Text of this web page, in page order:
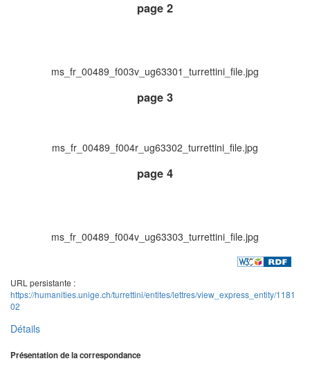
page 2
ms_fr_00489_f003v_ug63301_turrettini_file.jpg
page 3
ms_fr_00489_f004r_ug63302_turrettini_file.jpg
page 4
ms_fr_00489_f004v_ug63303_turrettini_file.jpg
URL persistante :
https://humanities.unige.ch/turrettini/entites/lettres/view_express_entity/1181
02
Détails
Présentation de la correspondance